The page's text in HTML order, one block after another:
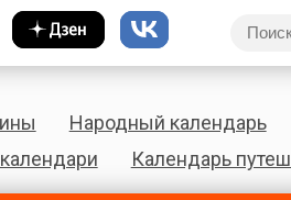
Народный календарь
Календарь